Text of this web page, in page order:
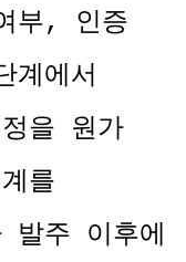
부, 인증
에서
을 원가
를
주 이후에